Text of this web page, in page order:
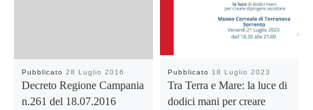
Pubblicato28 Luglio 2016
Decreto Regione Campania
n.261 del 18.07.2016
Pubblicato 18 Luglio 2023
Tra Terra e Mare: la luce di
dodici mani per creare